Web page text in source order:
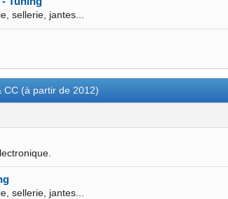
sellerie, jantes...
CC (à partir de 2012)
sellerie, jantes...